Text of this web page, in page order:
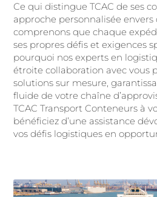
Ce qui distingue TCAC de ses
approche personnalisée
comprenons que chaque
ses propres défis et exigences
pourquoi nos experts en
étroite collaboration avec vous
solutions sur mesure,
fluide de votre chaîne
TCAC Transport Conteneurs à
bénéficiez d’une assistance
vos défis logistiques en